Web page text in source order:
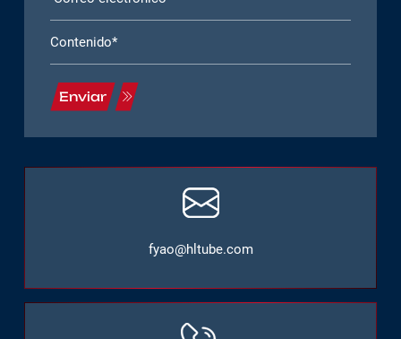
Enviar
fyao@hltube.com